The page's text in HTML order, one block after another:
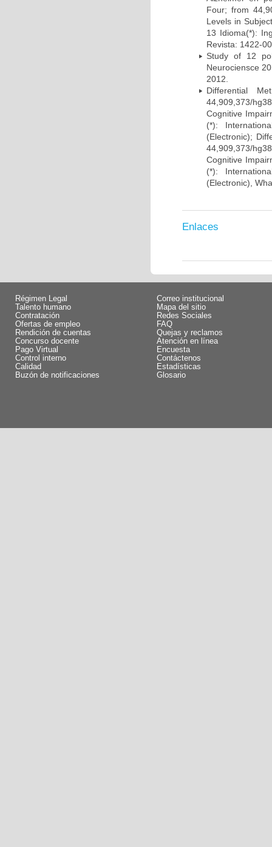
Four; from
Levels in
13 Idioma(*):
Revista: 1422-
Study of 12
Neurociensce
2012.
Differential
44,909,373/
Cognitive
(*):
(Electronic);
44,909,373/
Cognitive
(*):
(Electronic),
Enlaces
Régimen Legal
Talento humano
Contratación
Ofertas de empleo
Rendición de cuentas
Concurso docente
Pago Virtual
Control interno
Calidad
Buzón de notificaciones
Correo institucional
Mapa del sitio
Redes Sociales
FAQ
Quejas y reclamos
Atención en línea
Encuesta
Contáctenos
Estadísticas
Glosario